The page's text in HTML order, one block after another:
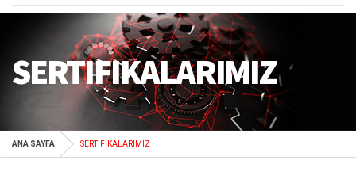
SERTIFIKALARIMIZ
ANA SAYFA SERTIFIKALARIMIZ